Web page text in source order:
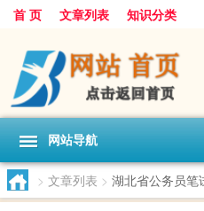
首 页 文章列表 知识分类
网站导航
> 文章列表 > 湖北省公务员笔